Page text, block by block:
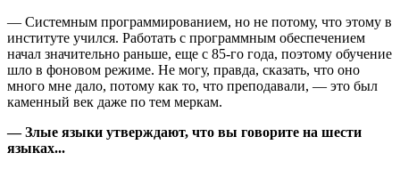
— Системным программированием, но не потому, что этому в
институте учился. Работать с программным обеспечением
начал значительно раньше, еще с 85-го года, поэтому обучение
шло в фоновом режиме. Не могу, правда, сказать, что оно
много мне дало, потому как то, что преподавали, — это был
каменный век даже по тем меркам.
— Злые языки утверждают, что вы говорите на шести
языках...